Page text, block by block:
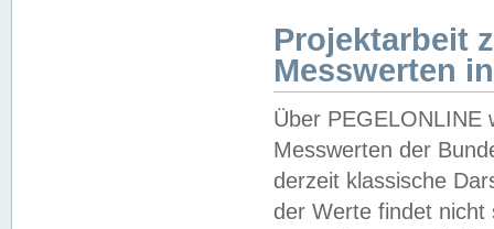
Projektarbeit
Messwerten
Über PEGELONLINE
Messwerten der
derzeit klassische
der Werte findet